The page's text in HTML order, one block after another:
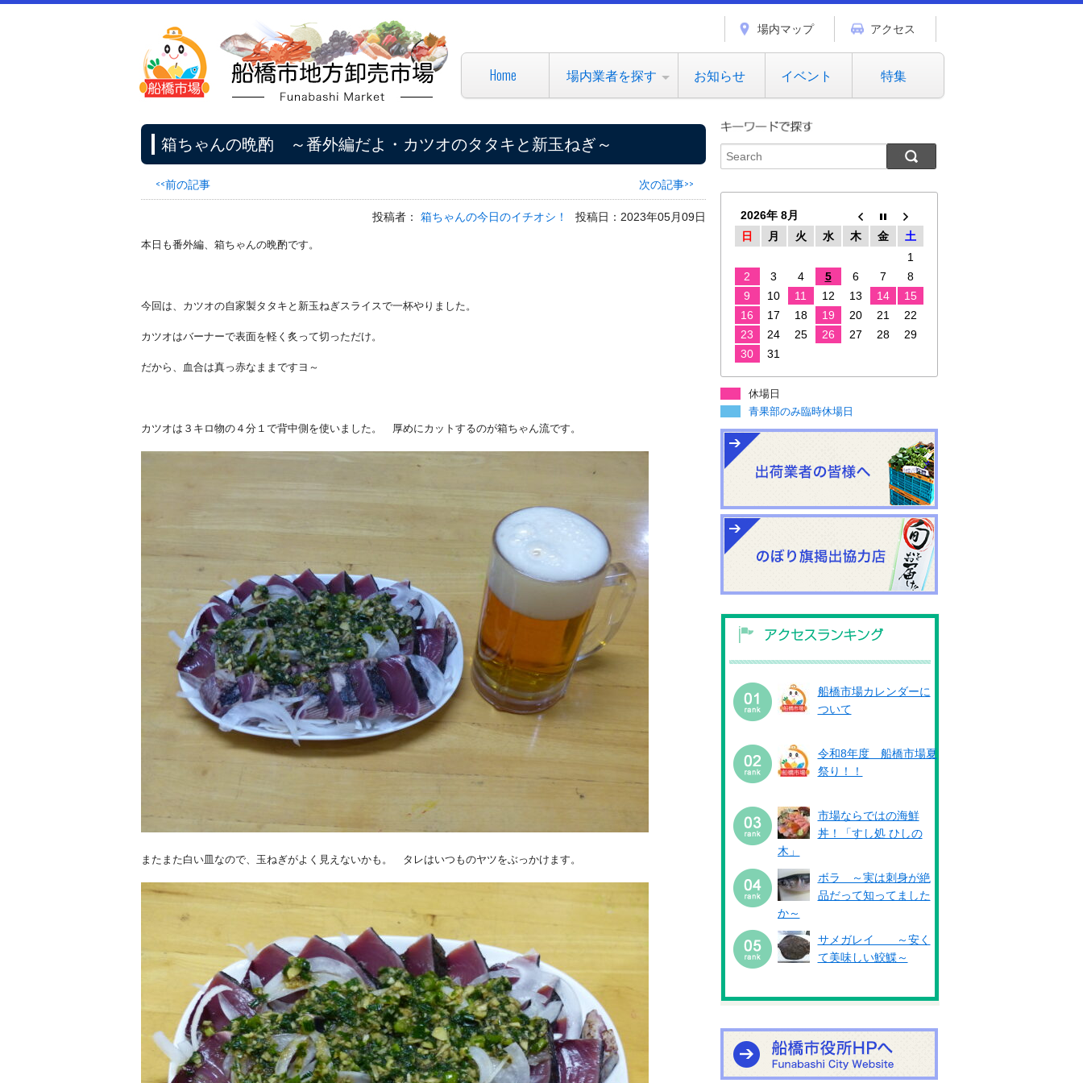
場内マップ アクセス
Home 場内業者を探す お知らせ イベント 特集
箱ちゃんの晩酌 ～番外編だよ・カツオのタタキと新玉ねぎ～
<<前の記事 次の記事>>
投稿者： 箱ちゃんの今日のイチオシ！ 投稿日：2023年05月09日
本日も番外編、箱ちゃんの晩酌です。
今回は、カツオの自家製タタキと新玉ねぎスライスで一杯やりました。
カツオはバーナーで表面を軽く炙って切っただけ。
だから、血合は真っ赤なままですヨ～
カツオは３キロ物の４分１で背中側を使いました。 厚めにカットするのが箱ちゃん流です。
またまた白い皿なので、玉ねぎがよく見えないかも。 タレはいつものヤツをぶっかけます。
2026年 8月
日
月 火 水 木 金
土
1
2
3 4 5 6 7
8
9
10 11 12 13 14
15
16
17 18 19 20 21
22
23
24 25 26 27 28
29
30
31
休場日
青果部のみ臨時休場日
船橋市場カレンダーに
ついて
令和8年度 船橋市場夏
祭り！！
市場ならではの海鮮
丼！「すし処 ひしの
木」
ボラ ～実は刺身が絶
品だって知ってました
か～
サメガレイ ～安く
て美味しい鮫鰈～